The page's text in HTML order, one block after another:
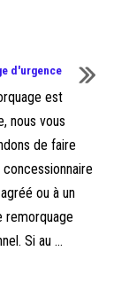
d'urgence
est
nous vous
de faire
concessionnaire
ou à un
remorquage
Si au ...